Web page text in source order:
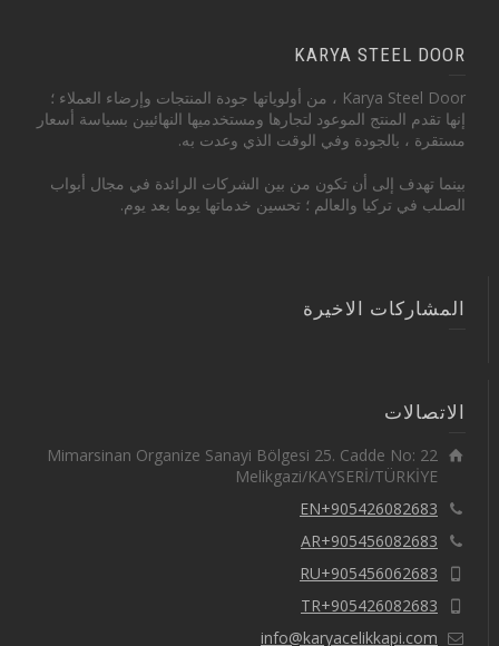
KARYA STEEL DOOR
Karya Steel Door ، من أولوياتها جودة المنتجات وإرضاء العملاء ؛
إنها تقدم المنتج الموعود لتجارها ومستخدميها النهائيين بسياسة أسعار
مستقرة ، بالجودة وفي الوقت الذي وعدت به.
بينما تهدف إلى أن تكون من بين الشركات الرائدة في مجال أبواب
الصلب في تركيا والعالم ؛ تحسين خدماتها يوما بعد يوم.
المشاركات الاخيرة
الاتصالات
Mimarsinan Organize Sanayi Bölgesi 25. Cadde No: 22
Melikgazi/KAYSERİ/TÜRKİYE
EN+905426082683
AR+905456082683
RU+905456062683
TR+905426082683
info@karyacelikkapi.com